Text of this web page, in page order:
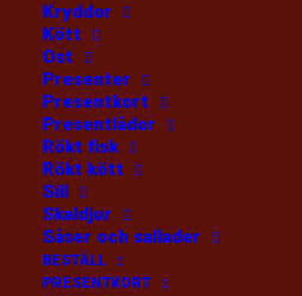
Kryddor
Kött
Ost
Presenter
Presentkort
Presentlådor
Rökt fisk
Rökt kött
Sill
Skaldjur
Såser och sallader
BESTÄLL
PRESENTKORT
Fryst Älgstek
BERGSLAGENS DELI CA 800G
399:-